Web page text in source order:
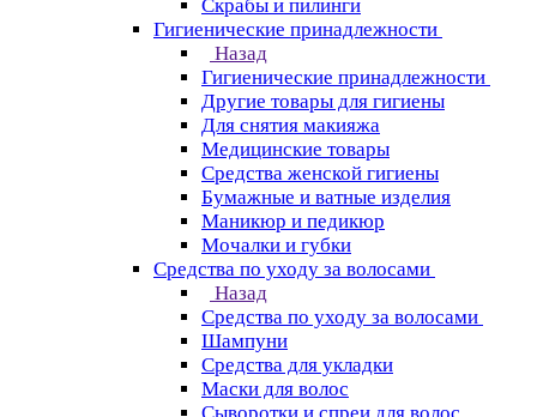
Скрабы и пилинги
Гигиенические принадлежности
Назад
Гигиенические принадлежности
Другие товары для гигиены
Для снятия макияжа
Медицинские товары
Средства женской гигиены
Бумажные и ватные изделия
Маникюр и педикюр
Мочалки и губки
Средства по уходу за волосами
Назад
Средства по уходу за волосами
Шампуни
Средства для укладки
Маски для волос